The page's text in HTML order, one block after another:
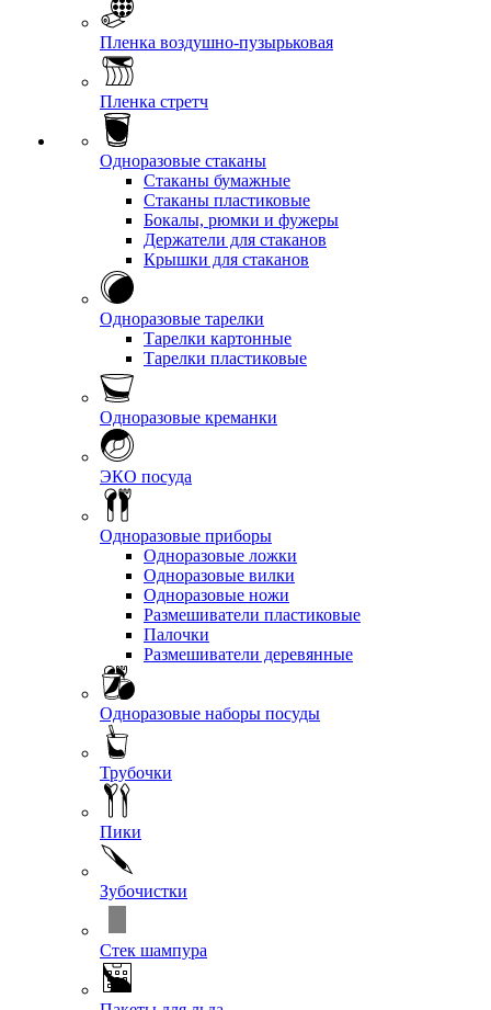
Пленка воздушно-пузырьковая
Пленка стретч
Одноразовые стаканы
Стаканы бумажные
Стаканы пластиковые
Бокалы, рюмки и фужеры
Держатели для стаканов
Крышки для стаканов
Одноразовые тарелки
Тарелки картонные
Тарелки пластиковые
Одноразовые креманки
ЭКО посуда
Одноразовые приборы
Одноразовые ложки
Одноразовые вилки
Одноразовые ножи
Размешиватели пластиковые
Палочки
Размешиватели деревянные
Одноразовые наборы посуды
Трубочки
Пики
Зубочистки
Стек шампура